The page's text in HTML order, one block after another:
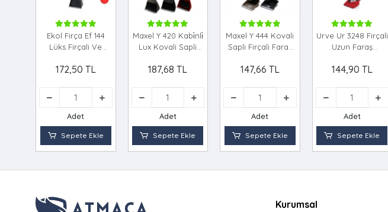
Ekol Firça Ef 144
Lüks Firçali Ve
*12=k
172,50 TL
Adet
Sepete Ekle
Maxel Y 420 Kabi̇nli̇
Lux Kovali Sapli
Takim*12=k
187,68 TL
Adet
Sepete Ekle
Maxel Y 444 Kovali
Sapli Firçali Faraş
147,66 TL
Adet
Sepete Ekle
Urve Ur 3248 Firçali
Uzun Faraş
144,90 TL
Adet
Sepete Ekle
Kurumsal